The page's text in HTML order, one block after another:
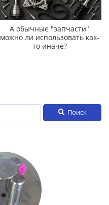
А обычные "запчасти"
можно ли использовать как-
то иначе?
Поиск